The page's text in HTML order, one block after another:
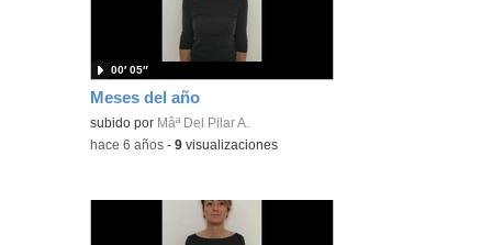
Meses del año
subido por Mâª Del Pilar A.
00′ 05″
-hace 6 años -9 visualizaciones